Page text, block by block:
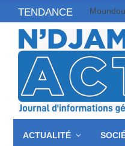
TENDANCE
ACTUALITÉ